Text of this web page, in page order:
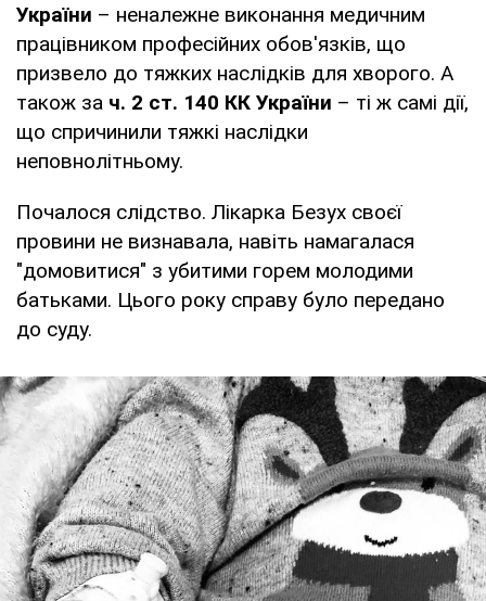
України – неналежне виконання медичним
працівником професійних обов'язків, що
призвело до тяжких наслідків для хворого. А
також за ч. 2 ст. 140 КК України – ті ж самі дії,
що спричинили тяжкі наслідки
неповнолітньому.
Почалося слідство. Лікарка Безух своєї
провини не визнавала, навіть намагалася
"домовитися" з убитими горем молодими
батьками. Цього року справу було передано
до суду.